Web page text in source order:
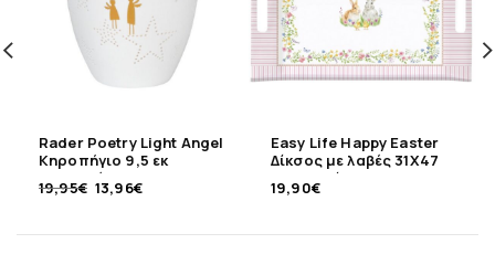
Rader Poetry Light Angel
Κηροπήγιο 9,5 εκ
πορσελάνης
19,95€ 13,96€
Easy Life Happy Easter
Δίκσος με λαβές 31Χ47
εκ μελαμίνης
19,90€